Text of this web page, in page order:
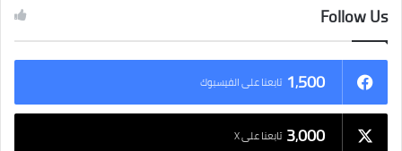
Follow Us
1٬500 تابعنا على الفيسبوك
3٬000 تابعنا على X